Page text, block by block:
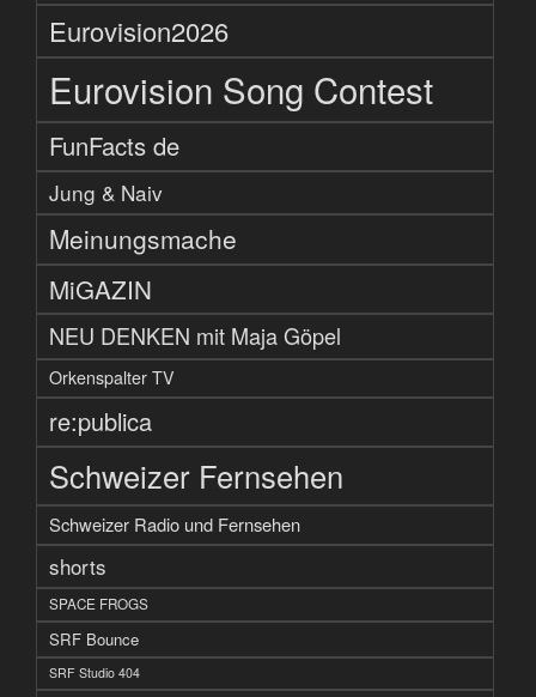
Eurovision2026
Eurovision Song Contest
FunFacts de
Jung & Naiv
Meinungsmache
MiGAZIN
NEU DENKEN mit Maja Göpel
Orkenspalter TV
re:publica
Schweizer Fernsehen
Schweizer Radio und Fernsehen
shorts
SPACE FROGS
SRF Bounce
SRF Studio 404